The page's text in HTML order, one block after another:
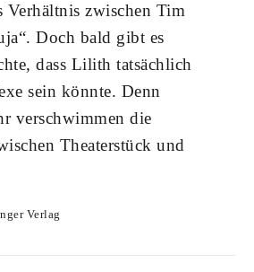
Verhältnis zwischen Tim
Doch bald gibt es
dass Lilith tatsächlich
sein könnte. Denn
verschwimmen die
Theaterstück und
Verlag